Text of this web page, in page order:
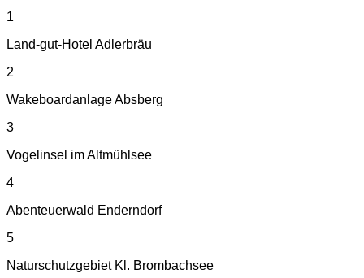
1
Land-gut-Hotel Adlerbräu
2
Wakeboardanlage Absberg
3
Vogelinsel im Altmühlsee
4
Abenteuerwald Enderndorf
5
Naturschutzgebiet Kl. Brombachsee